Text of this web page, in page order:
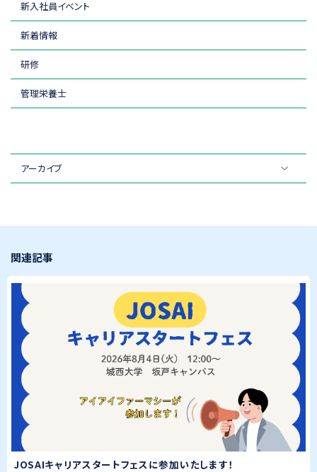
新入社員イベント
新着情報
研修
管理栄養士
アーカイブ
関連記事
JOSAIキャリアスタートフェスに参加いたします！